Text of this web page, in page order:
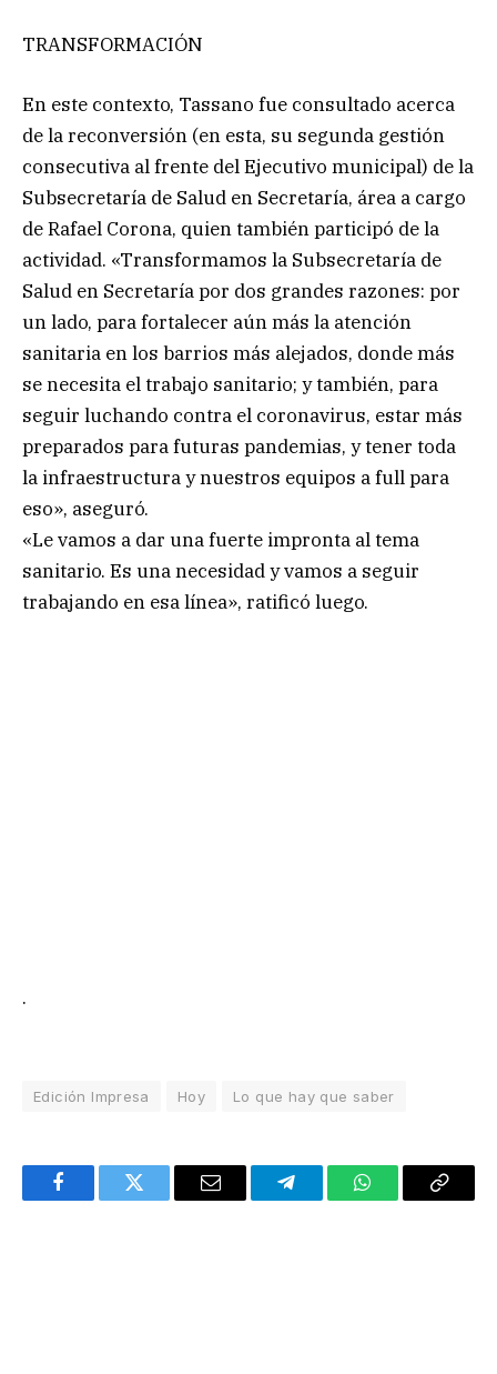
TRANSFORMACIÓN
En este contexto, Tassano fue consultado acerca
de la reconversión (en esta, su segunda gestión
consecutiva al frente del Ejecutivo municipal) de la
Subsecretaría de Salud en Secretaría, área a cargo
de Rafael Corona, quien también participó de la
actividad. «Transformamos la Subsecretaría de
Salud en Secretaría por dos grandes razones: por
un lado, para fortalecer aún más la atención
sanitaria en los barrios más alejados, donde más
se necesita el trabajo sanitario; y también, para
seguir luchando contra el coronavirus, estar más
preparados para futuras pandemias, y tener toda
la infraestructura y nuestros equipos a full para
eso», aseguró.
«Le vamos a dar una fuerte impronta al tema
sanitario. Es una necesidad y vamos a seguir
trabajando en esa línea», ratificó luego.
.
Edición Impresa Hoy Lo que hay que saber
FacebookTwitter Email TelegramWhatsAppCopy